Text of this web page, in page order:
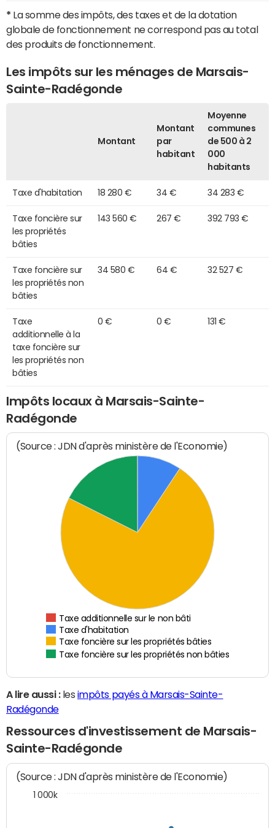
* La somme des impôts, des taxes et de la dotation
globale de fonctionnement ne correspond pas au total
des produits de fonctionnement.
Les impôts sur les ménages de Marsais-
Sainte-Radégonde
Montant
Montant
par
habitant
Moyenne
communes
de 500 à 2
000
habitants
Taxe d'habitation 18 280 € 34 € 34 283 €
Taxe foncière sur
les propriétés
bâties
143 560 € 267 € 392 793 €
Taxe foncière sur
les propriétés non
bâties
34 580 € 64 € 32 527 €
Taxe
additionnelle à la
taxe foncière sur
les propriétés non
bâties
0 € 0 € 131 €
Impôts locaux à Marsais-Sainte-
Radégonde
(Source : JDN d'après ministère de l'Economie)
Taxe additionnelle sur le non bâti
Taxe d'habitation
Taxe foncière sur les propriétés bâties
Taxe foncière sur les propriétés non bâties
A lire aussi :les impôts payés à Marsais-Sainte-
Radégonde
Ressources d'investissement de Marsais-
Sainte-Radégonde
(Source : JDN d'après ministère de l'Economie)
1 000k